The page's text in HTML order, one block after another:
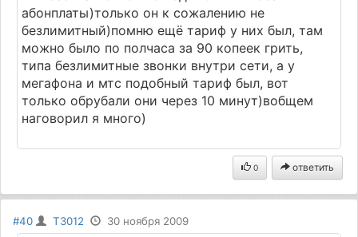
абонплаты)только он к сожалению не
безлимитный)помню ещё тариф у них был, там
можно было по полчаса за 90 копеек грить,
типа безлимитные звонки внутри сети, а у
мегафона и мтс подобный тариф был, вот
только обрубали они через 10 минут)вобщем
наговорил я много)
0 ответить
#40 T3012 30 ноября 2009